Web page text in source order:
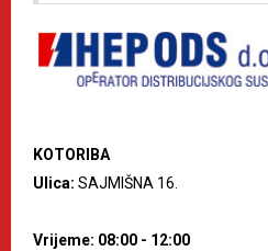
KOTORIBA
Ulica: SAJMIŠNA 16.
Vrijeme: 08:00 - 12:00